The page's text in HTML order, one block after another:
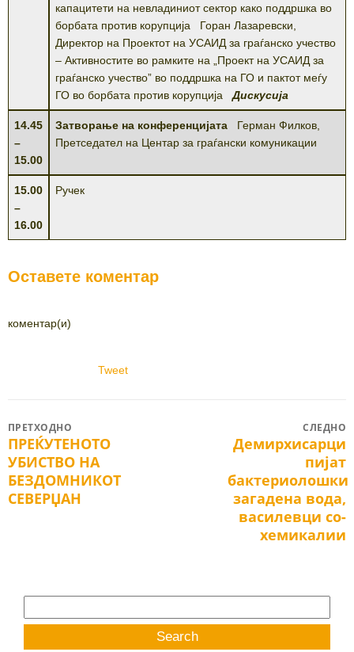
капацитети на невладиниот сектор како поддршка во
борбата против корупција Горан Лазаревски,
Директор на Проектот на УСАИД за граѓанско учество
– Активностите во рамките на „Проект на УСАИД за
граѓанско учество” во поддршка на ГО и пактот меѓу
ГО во борбата против корупцијаДискусија
14.45
–
15.00
Затворање на конференцијата Герман Филков,
Претседател на Центар за граѓански комуникации
15.00
–
16.00
Ручек
Оставете коментар
коментар(и)
Tweet
Post
navigation
ПРЕТХОДНО
Previous
post:
ПРЕЌУТЕНОТО
УБИСТВО НА
БЕЗДОМНИКОТ
СЕВЕРЏАН
СЛЕДНО
Next
Демирхисарци
пијат
бактериолошки
загадена вода,
василевци со-
хемикалии
for: